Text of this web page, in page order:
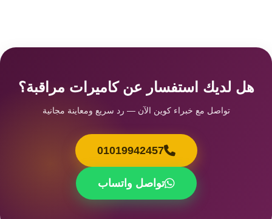
هل لديك استفسار عن كاميرات مراقبة؟
تواصل مع خبراء كوين الآن — رد سريع ومعاينة مجانية
01019942457
تواصل واتساب